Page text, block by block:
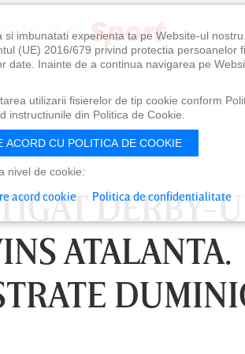
DERBY-
ATALANTA.
imbunatati experienta ta pe Website-ul
(UE) 2016/679 privind protectia persoanelor
Inainte de a continua navigarea pe
utilizarii fisierelor de tip cookie conform
instructiunile din Politica de Cookie.
ACORD CU POLITICA DE COOKIE
nivel de cookie:
acord cookie Politica de confidentialitate